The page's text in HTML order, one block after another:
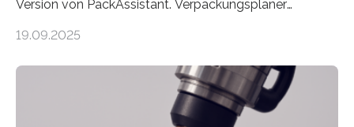
Version von PackAssistant. Verpackungsplaner
Automobil, Maschinenbau und in der Zulieferindustrie.
Teile als eine Einheit verpacken. Die Anordnung kann
der Benutzer vorgeben und erhält so mehr Kontrolle
über die Positionierung der Bauteile. Die ebenfalls neue
19.09.2025